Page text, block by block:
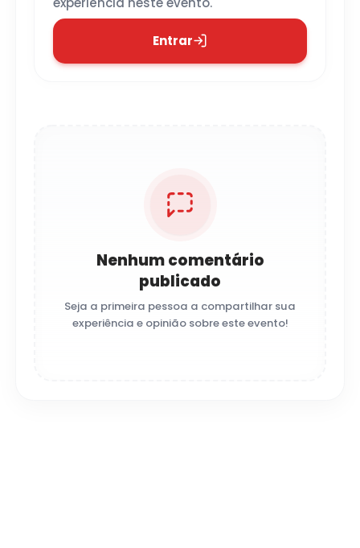
Entrar
Nenhum comentário
publicado
Seja a primeira pessoa a compartilhar sua
experiência e opinião sobre este evento!